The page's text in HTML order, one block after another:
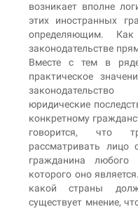
возникает вполне
этих иностранных
определяющим.
законодательстве
Вместе с тем в
практическое
юридические
конкретному
говорится, что
рассматривать
гражданина любого
которого оно
какой страны
существует мнение,